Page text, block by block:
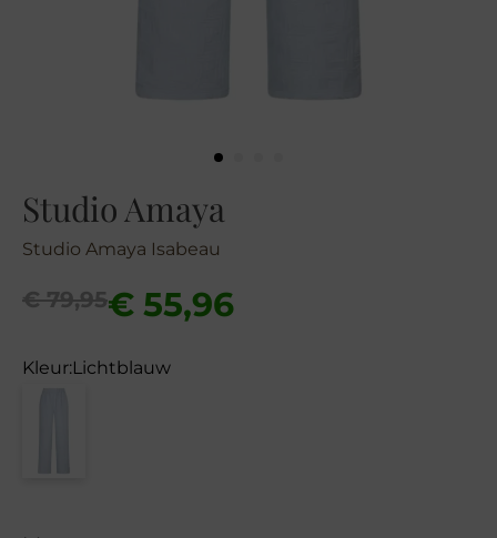
Studio Amaya
Studio Amaya Isabeau
€79,95
Oorspronkelijke
was:
€ 55,96
Huidige
is:
Kleur:Lichtblauw